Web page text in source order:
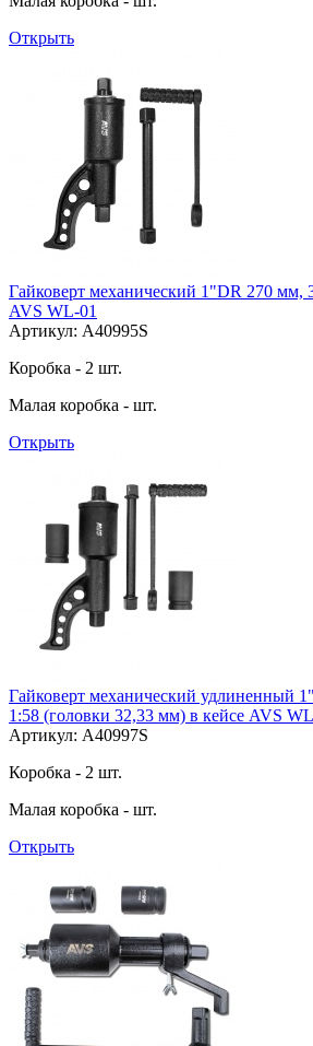
Открыть
Гайковерт механический 1"DR 270 мм,
AVS WL-01
Артикул: A40995S
Коробка - 2 шт.
Малая коробка - шт.
Открыть
Гайковерт механический удлиненный
1:58 (головки 32,33 мм) в кейсе AVS
Артикул: A40997S
Коробка - 2 шт.
Малая коробка - шт.
Открыть